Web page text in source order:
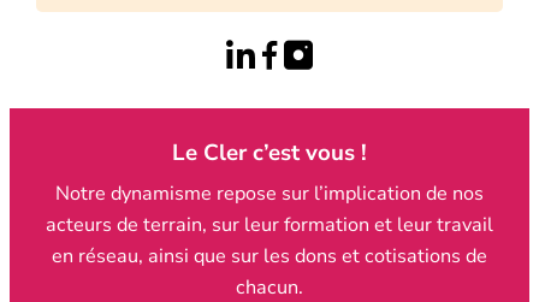
Le Cler c’est vous !
Notre dynamisme repose sur l’implication de nos
acteurs de terrain, sur leur formation et leur travail
en réseau, ainsi que sur les dons et cotisations de
chacun.